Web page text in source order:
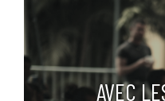
AVEC